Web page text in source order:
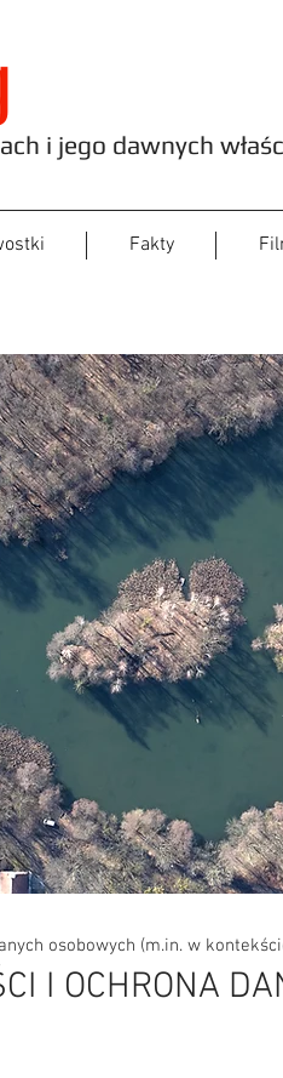
i jego dawnych
Fakty
osobowych (m.in. w
I OCHRONA